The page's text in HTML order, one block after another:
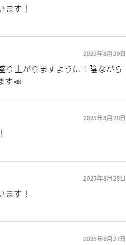
ます！
2025年8月29日
り上がりますように！陰ながら
す📣
2025年8月28日
2025年8月28日
ます！
2025年8月27日